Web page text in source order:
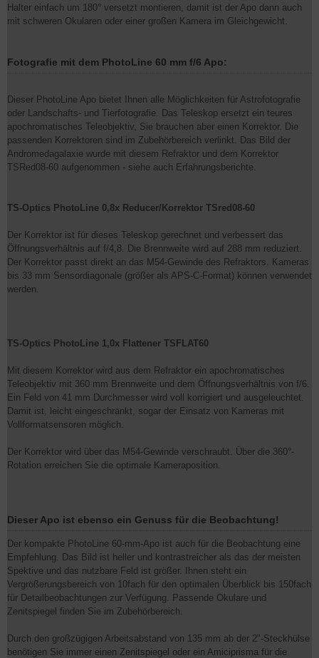
Halter einfach um 180° versetzt montieren, damit ist der Apo dann auch
mit schweren Okularen oder einer großen Kamera im Gleichgewicht.
Fotografie mit dem PhotoLine 60 mm f/6 Apo:
Dieser PhotoLine Apo bietet Ihnen alle Möglichkeiten für Astrofotografie
oder Landschafts- und Tierfotografie. Das Teleskop ersetzt ein teures
apochromatisches Teleobjektiv, Sie brauchen aber einen Korrektor. Die
passenden Korrektoren sind im Zubehörbereich verlinkt. Das Bild der
Andromedagalaxie wurde mit diesem Refraktor und dem Korrektor
TSRed08-60 aufgenommen - siehe auch Erfahrungsberichte.
TS-Optics PhotoLine 0,8x Reducer/Korrektor TSred08-60
Der Korrektor ist für dieses Teleskop gerechnet und verbessert das
Öffnungsverhältnis auf f/4,8. Die Brennweite wird auf 288 mm reduziert.
Der Korrektor passt direkt an das M54-Gewinde des Refraktors. Kameras
bis 33 mm Sensordiagonale (größer als APS-C-Format) können verwendet
werden.
TS-Optics PhotoLine 1,0x Flattener TSFLAT60
Mit diesem Korrektor wird aus dem Refraktor ein apochromatisches
Teleobjektiv mit 360 mm Brennweite und dem Öffnungsverhältnis von f/6.
Ein Feld von 41 mm Durchmesser wird voll korrigiert und ausgeleuchtet.
Damit ist, leicht eingeschränkt, sogar der Einsatz von Kameras mit
Vollformatsensoren möglich.
Der Korrektor wird über das M54-Gewinde verschraubt. Über die 360°-
Rotation erreichen Sie die optimale Kameraposition.
Dieser Apo ist ebenso ein Genuss für die Beobachtung!
Der kompakte PhotoLine 60-mm-Apo ist auch für die Beobachtung eine
Empfehlung. Das Bild ist heller und kontrastreicher als das der meisten
Spektive und das nutzbare Feld ist größer. Ihnen steht ein
Vergrößerungsbereich von 10fach für den optimalen Überblick bis 150fach
für Detailbeobachtungen zur Verfügung. Passende Okulare und
Zenitspiegel finden Sie im Zubehörbereich.
Durch den großzügigen Arbeitsabstand von 135 mm ab der 2"-Steckhülse
benötigen Sie immer einen Zenitspiegel oder ein Amiciprisma für die